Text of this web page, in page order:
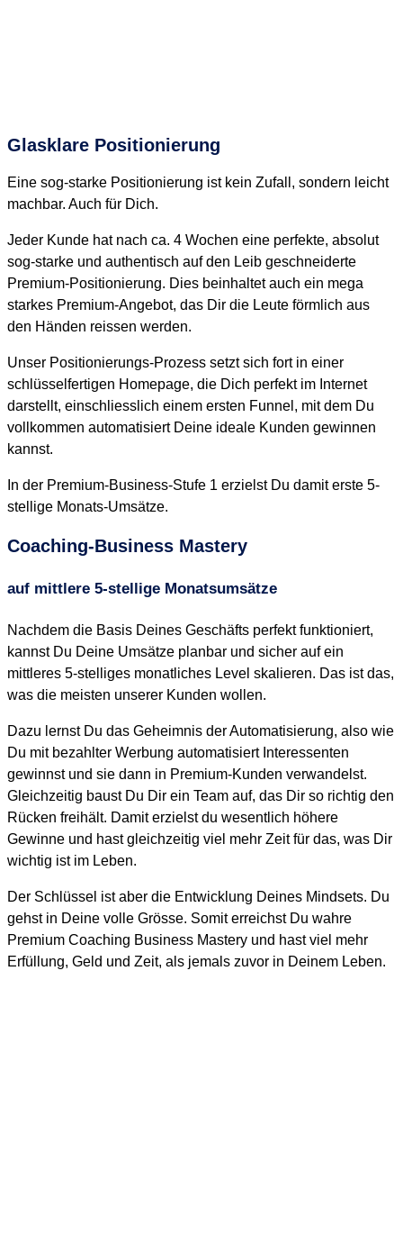
Glasklare Positionierung
Eine sog-starke Positionierung ist kein Zufall, sondern leicht
machbar. Auch für Dich.
Jeder Kunde hat nach ca. 4 Wochen eine perfekte, absolut
sog-starke und authentisch auf den Leib geschneiderte
Premium-Positionierung. Dies beinhaltet auch ein mega
starkes Premium-Angebot, das Dir die Leute förmlich aus
den Händen reissen werden.
Unser Positionierungs-Prozess setzt sich fort in einer
schlüsselfertigen Homepage, die Dich perfekt im Internet
darstellt, einschliesslich einem ersten Funnel, mit dem Du
vollkommen automatisiert Deine ideale Kunden gewinnen
kannst.
In der Premium-Business-Stufe 1 erzielst Du damit erste 5-
stellige Monats-Umsätze.
Coaching-Business Mastery
auf mittlere 5-stellige Monatsumsätze
Nachdem die Basis Deines Geschäfts perfekt funktioniert,
kannst Du Deine Umsätze planbar und sicher auf ein
mittleres 5-stelliges monatliches Level skalieren. Das ist das,
was die meisten unserer Kunden wollen.
Dazu lernst Du das Geheimnis der Automatisierung, also wie
Du mit bezahlter Werbung automatisiert Interessenten
gewinnst und sie dann in Premium-Kunden verwandelst.
Gleichzeitig baust Du Dir ein Team auf, das Dir so richtig den
Rücken freihält. Damit erzielst du wesentlich höhere
Gewinne und hast gleichzeitig viel mehr Zeit für das, was Dir
wichtig ist im Leben.
Der Schlüssel ist aber die Entwicklung Deines Mindsets. Du
gehst in Deine volle Grösse. Somit erreichst Du wahre
Premium Coaching Business Mastery und hast viel mehr
Erfüllung, Geld und Zeit, als jemals zuvor in Deinem Leben.